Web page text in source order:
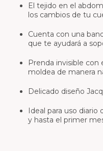
El tejido en el
los cambios de tu
Cuenta con una
que te ayudará a
Prenda invisible
moldea de manera
Delicado diseño
Ideal para uso diario
y hasta el primer